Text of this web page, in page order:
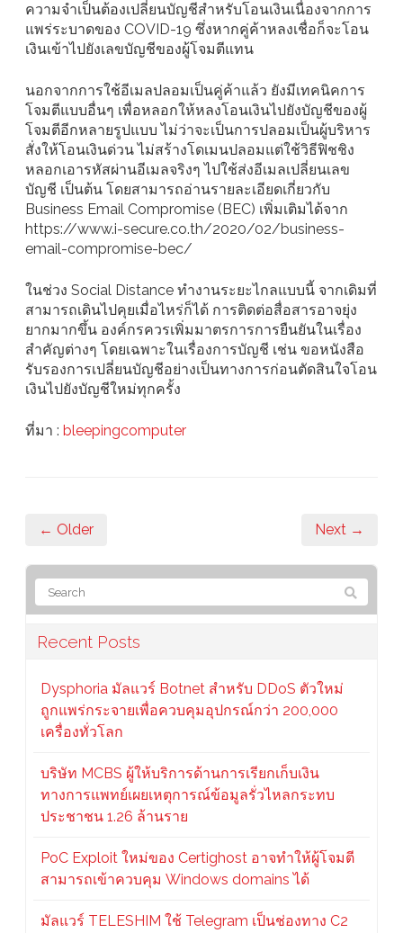
ความจำเป็นต้องเปลี่ยนบัญชีสำหรับโอนเงินเนื่องจากการ
แพร่ระบาดของ COVID-19 ซึ่งหากคู่ค้าหลงเชื่อก็จะโอน
เงินเข้าไปยังเลขบัญชีของผู้โจมตีแทน
นอกจากการใช้อีเมลปลอมเป็นคู่ค้าแล้ว ยังมีเทคนิคการ
โจมตีแบบอื่นๆ เพื่อหลอกให้หลงโอนเงินไปยังบัญชีของผู้
โจมตีอีกหลายรูปแบบ ไม่ว่าจะเป็นการปลอมเป็นผู้บริหาร
สั่งให้โอนเงินด่วน ไม่สร้างโดเมนปลอมแต่ใช้วิธีฟิชชิง
หลอกเอารหัสผ่านอีเมลจริงๆ ไปใช้ส่งอีเมลเปลี่ยนเลข
บัญชี เป็นต้น โดยสามารถอ่านรายละเอียดเกี่ยวกับ
Business Email Compromise (BEC) เพิ่มเติมได้จาก
https://www.i-secure.co.th/2020/02/business-
email-compromise-bec/
ในช่วง Social Distance ทำงานระยะไกลแบบนี้ จากเดิมที่
สามารถเดินไปคุยเมื่อไหร่ก็ได้ การติดต่อสื่อสารอาจยุ่ง
ยากมากขึ้น องค์กรควรเพิ่มมาตรการการยืนยันในเรื่อง
สำคัญต่างๆ โดยเฉพาะในเรื่องการบัญชี เช่น ขอหนังสือ
รับรองการเปลี่ยนบัญชีอย่างเป็นทางการก่อนตัดสินใจโอน
เงินไปยังบัญชีใหม่ทุกครั้ง
ที่มา : bleepingcomputer
← Older Next →
Recent Posts
Dysphoria มัลแวร์ Botnet สำหรับ DDoS ตัวใหม่
ถูกแพร่กระจายเพื่อควบคุมอุปกรณ์กว่า 200,000
เครื่องทั่วโลก
บริษัท MCBS ผู้ให้บริการด้านการเรียกเก็บเงิน
ทางการแพทย์เผยเหตุการณ์ข้อมูลรั่วไหลกระทบ
ประชาชน 1.26 ล้านราย
PoC Exploit ใหม่ของ Certighost อาจทำให้ผู้โจมตี
สามารถเข้าควบคุม Windows domains ได้
มัลแวร์ TELESHIM ใช้ Telegram เป็นช่องทาง C2